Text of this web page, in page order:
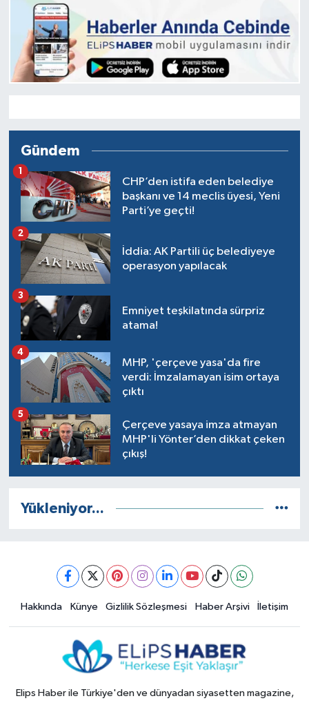
Gündem
CHP’den istifa eden belediye
başkanı ve 14 meclis üyesi, Yeni
Parti’ye geçti!
1
İddia: AK Partili üç belediyeye
operasyon yapılacak
2
Emniyet teşkilatında sürpriz
atama!
3
MHP, 'çerçeve yasa'da fire
verdi: İmzalamayan isim ortaya
çıktı
4
Çerçeve yasaya imza atmayan
MHP'li Yönter’den dikkat çeken
çıkış!
5
Yükleniyor...
Hakkında Künye Gizlilik Sözleşmesi Haber Arşivi İletişim
Elips Haber ile Türkiye'den ve dünyadan siyasetten magazine,